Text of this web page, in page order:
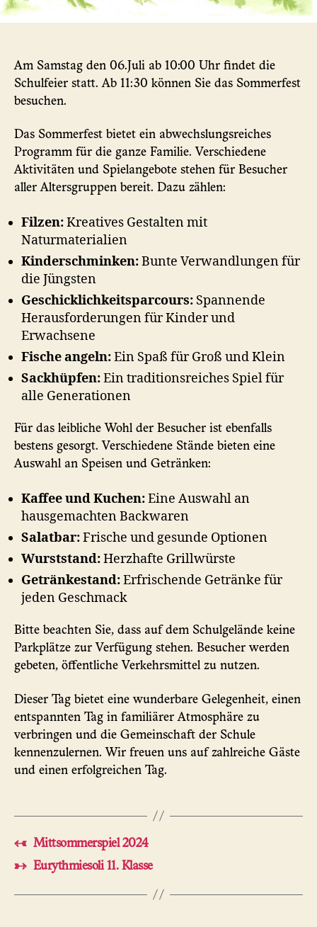
Am Samstag den 06.Juli ab 10:00 Uhr findet die
Schulfeier statt. Ab 11:30 können Sie das Sommerfest
besuchen.
Das Sommerfest bietet ein abwechslungsreiches
Programm für die ganze Familie. Verschiedene
Aktivitäten und Spielangebote stehen für Besucher
aller Altersgruppen bereit. Dazu zählen:
Filzen:Kreatives Gestalten mit
Naturmaterialien
Kinderschminken:Bunte Verwandlungen für
die Jüngsten
Geschicklichkeitsparcours: Spannende
Herausforderungen für Kinder und
Erwachsene
Fische angeln:Ein Spaß für Groß und Klein
Sackhüpfen:Ein traditionsreiches Spiel für
alle Generationen
Für das leibliche Wohl der Besucher ist ebenfalls
bestens gesorgt. Verschiedene Stände bieten eine
Auswahl an Speisen und Getränken:
Kaffee und Kuchen:Eine Auswahl an
hausgemachten Backwaren
Salatbar:Frische und gesunde Optionen
Wurststand:Herzhafte Grillwürste
Getränkestand:Erfrischende Getränke für
jeden Geschmack
Bitte beachten Sie, dass auf dem Schulgelände keine
Parkplätze zur Verfügung stehen. Besucher werden
gebeten, öffentliche Verkehrsmittel zu nutzen.
Dieser Tag bietet eine wunderbare Gelegenheit, einen
entspannten Tag in familiärer Atmosphäre zu
verbringen und die Gemeinschaft der Schule
kennenzulernen. Wir freuen uns auf zahlreiche Gäste
und einen erfolgreichen Tag.
← Mittsommerspiel 2024
→ Eurythmiesoli 11. Klasse